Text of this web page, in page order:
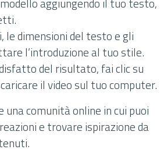
le dimensioni del testo e gli
l’introduzione al tuo stile.
del risultato, fai clic su
il video sul tuo computer.
una comunità online in cui puoi
e trovare ispirazione da